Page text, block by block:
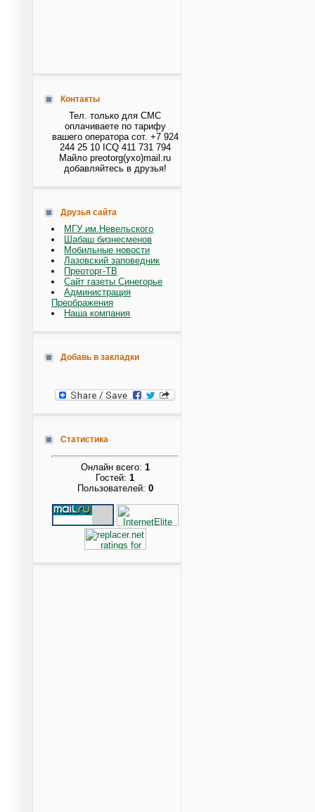
Контакты
Тел. только для СМС
оплачиваете по тарифу
вашего оператора сот. +7 924
244 25 10 ICQ 411 731 794
Майло preotorg(ухо)mail.ru
добавляйтесь в друзья!
Друзья сайта
МГУ им.Невельского
Шабаш бизнесменов
Мобильные новости
Лазовский заповедник
Преоторг-ТВ
Сайт газеты Синегорье
Администрация
Преображения
Наша компания
Добавь в закладки
Статистика
Онлайн всего: 1
Гостей: 1
Пользователей: 0